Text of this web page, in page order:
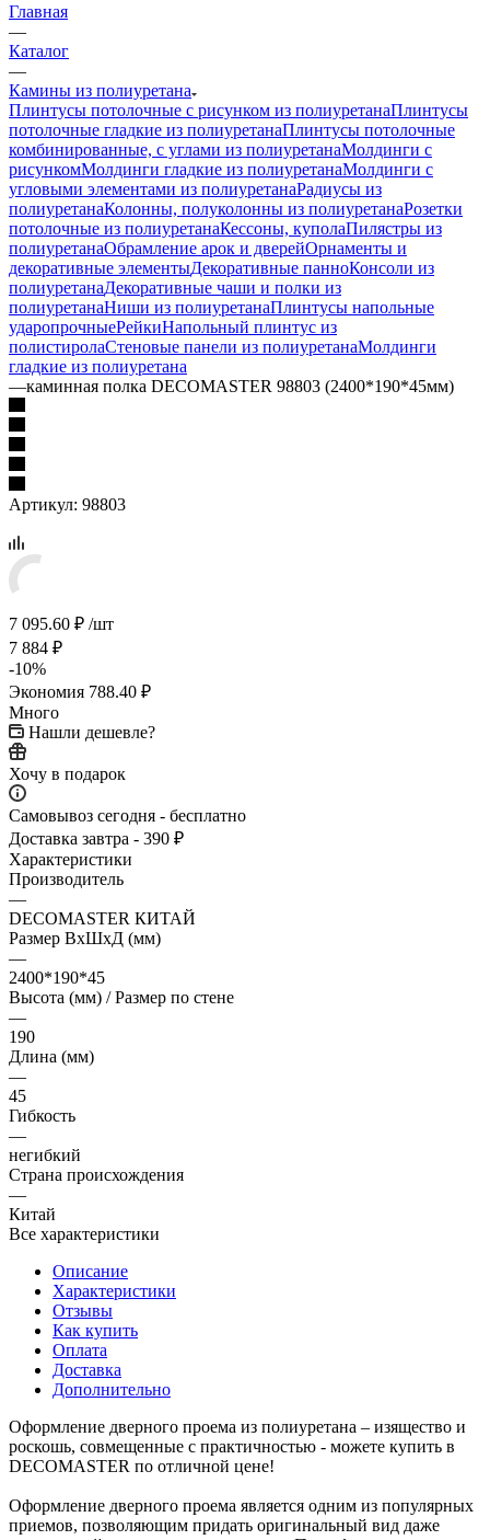
Главная
—
Каталог
—
Камины из полиуретана
Плинтусы потолочные с рисунком из полиуретанаПлинтусы
потолочные гладкие из полиуретанаПлинтусы потолочные
комбинированные, с углами из полиуретанаМолдинги c
рисункомМолдинги гладкие из полиуретанаМолдинги с
угловыми элементами из полиуретанаРадиусы из
полиуретанаКолонны, полуколонны из полиуретанаРозетки
потолочные из полиуретанаКессоны, куполаПилястры из
полиуретанаОбрамление арок и дверейОрнаменты и
декоративные элементыДекоративные панноКонсоли из
полиуретанаДекоративные чаши и полки из
полиуретанаНиши из полиуретанаПлинтусы напольные
ударопрочныеРейкиНапольный плинтус из
полистиролаСтеновые панели из полиуретанаМолдинги
гладкие из полиуретана
—каминная полка DECOMASTER 98803 (2400*190*45мм)
Артикул: 98803
7 095.60 ₽ /шт
7 884 ₽
-10%
Экономия 788.40 ₽
Много
Нашли дешевле?
Хочу в подарок
Самовывоз сегодня - бесплатно
Доставка завтра - 390 ₽
Характеристики
Производитель
—
DECOMASTER КИТАЙ
Размер ВхШхД (мм)
—
2400*190*45
Высота (мм) / Размер по стене
—
190
Длина (мм)
—
45
Гибкость
—
негибкий
Страна происхождения
—
Китай
Все характеристики
Описание
Характеристики
Отзывы
Как купить
Оплата
Доставка
Дополнительно
Оформление дверного проема из полиуретана – изящество и
роскошь, совмещенные с практичностью - можете купить в
DECOMASTER по отличной цене!
Оформление дверного проема является одним из популярных
приемов, позволяющим придать оригинальный вид даже